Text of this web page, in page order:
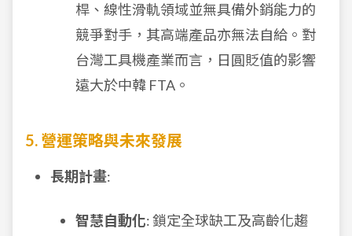
桿、線性滑軌領域並無具備外銷能力的
競爭對手，其高端產品亦無法自給。對
台灣工具機產業而言，日圓貶值的影響
遠大於中韓 FTA。
5. 營運策略與未來發展
長期計畫:
智慧自動化: 鎖定全球缺工及高齡化趨